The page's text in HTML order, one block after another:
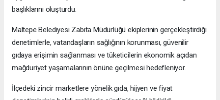
başlıklarını oluşturdu.
Maltepe Belediyesi Zabıta Müdürlüğü ekiplerinin gerçekleştirdiği
denetimlerle, vatandaşların sağlığının korunması, güvenilir
gıdaya erişimin sağlanması ve tüketicilerin ekonomik açıdan
mağduriyet yaşamalarının önüne geçilmesi hedefleniyor.
İlçedeki zincir marketlere yönelik gıda, hijyen ve fiyat